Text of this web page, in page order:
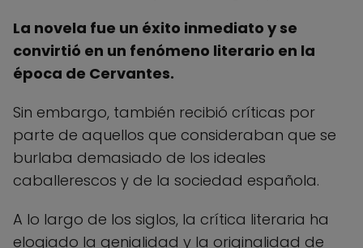
La novela fue un éxito inmediato y se
convirtió en un fenómeno literario en la
época de Cervantes.
Sin embargo, también recibió críticas por
parte de aquellos que consideraban que se
burlaba demasiado de los ideales
caballerescos y de la sociedad española.
A lo largo de los siglos, la crítica literaria ha
elogiado la genialidad y la originalidad de